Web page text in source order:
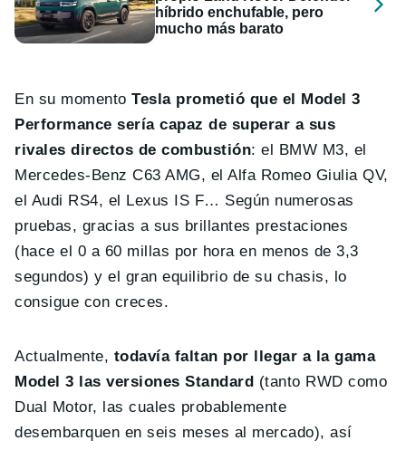
híbrido enchufable, pero
mucho más barato
En su momentoTesla prometió que el Model 3
Performance sería capaz de superar a sus
rivales directos de combustión: el BMW M3, el
Mercedes-Benz C63 AMG, el Alfa Romeo Giulia QV,
el Audi RS4, el Lexus IS F… Según numerosas
pruebas, gracias a sus brillantes prestaciones
(hace el 0 a 60 millas por hora en menos de 3,3
segundos) y el gran equilibrio de su chasis, lo
consigue con creces.
Actualmente, todavía faltan por llegar a la gama
Model 3 las versiones Standard (tanto RWD como
Dual Motor, las cuales probablemente
desembarquen en seis meses al mercado), así